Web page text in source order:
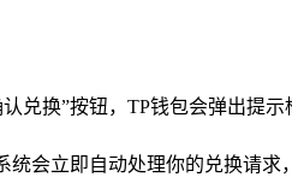
兑换”按钮，TP钱包会弹出提
统会立即自动处理你的兑换请